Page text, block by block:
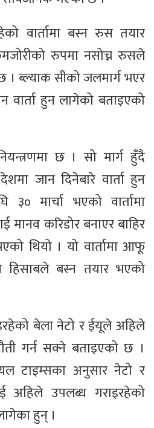
वार्तामा बस्न रुस तयार
रुपमा नसोच्न रुसले
ब्ल्याक सीको जलमार्ग भएर
वार्ता हुन लागेको बताइएको
छ । सो मार्ग हुँदै
जान दिनेबारे वार्ता हुन
मार्चा भएको वार्तामा
मानव करिडोर बनाएर बाहिर
थियो । यो वार्तामा आफू
हिसाबले बस्न तयार भएको
बेला नेटो र ईयूले अहिले
गर्न सक्ने बताइएको छ ।
टाइम्सका अनुसार नेटो र
अहिले उपलब्ध गराइरहेको
हुन् ।